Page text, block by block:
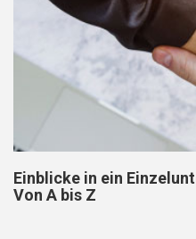
Einblicke in ein
Von A bis Z